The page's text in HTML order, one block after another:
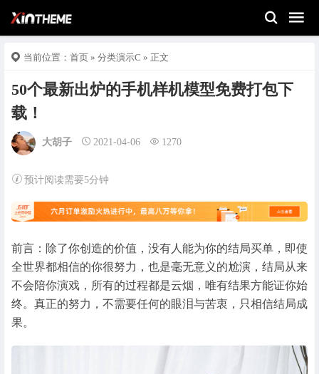
当前位置： 首页 » 分类演示C » 正文
50个最新出炉的手机样机模型免费打包下
载！
大胡子 2021-04-06 1270
预计阅读需要5分钟
前言：除了你创造的价值，没有人能为你的结局买单，即使
全世界都相信的你很努力，也是毫无意义的尬演，结局从来
不会陪你演戏，所有的过程都是云烟，唯有结果方能证你始
终。真正的努力，不需要任何的眼泪与苦衷，只相信结局成
果。